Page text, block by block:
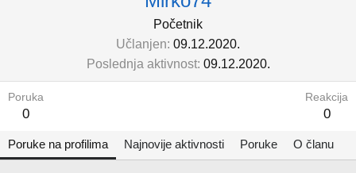
Početnik
Učlanjen 09.12.2020.
Poslednja aktivnost 09.12.2020.
Poruka
0
Reakcija
0
Poruke na profilima Najnovije aktivnosti Poruke O članu